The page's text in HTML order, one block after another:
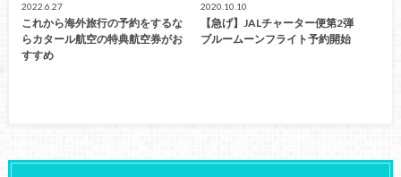
2022.6.27
これから海外旅行の予約をするな
らカタール航空の特典航空券がお
すすめ
2020.10.10
【急げ】JALチャーター便第2弾
ブルームーンフライト予約開始